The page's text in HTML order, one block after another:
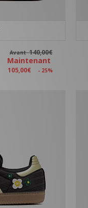
Avant140,00€
Maintenant
105,00€ - 25%